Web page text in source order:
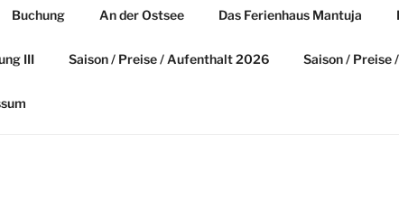
Buchung An der Ostsee Das Ferienhaus Mantuja
III Saison / Preise / Aufenthalt 2026 Saison /